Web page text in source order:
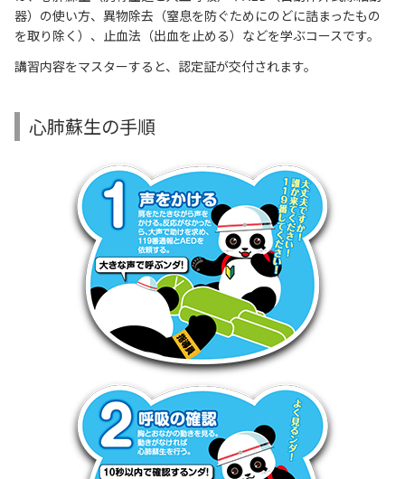
器）の使い方、異物除去（窒息を防ぐためにのどに詰まったもの
を取り除く）、止血法（出血を止める）などを学ぶコースです。
講習内容をマスターすると、認定証が交付されます。
心肺蘇生の手順